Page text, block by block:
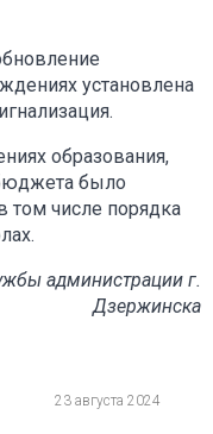
установлена
образования,
было
том числе порядка
администрации г.
Дзержинска
23 августа 2024